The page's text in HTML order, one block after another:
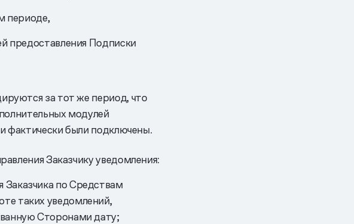
периоде,
предоставления Подписки
за тот же период, что
модулей
фактически были подключены.
Заказчику уведомления:
Заказчика по Средствам
таких уведомлений,
Сторонами дату;